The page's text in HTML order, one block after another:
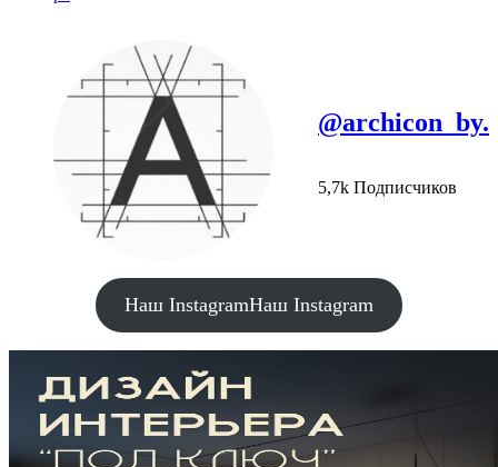
@archicon_by.
5,7k Подписчиков
Наш InstagramНаш Instagram